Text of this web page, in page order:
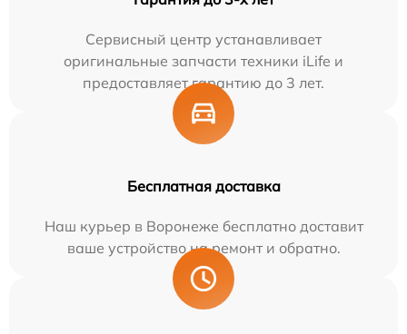
Сервисный центр устанавливает
оригинальные запчасти техники iLife и
предоставляет гарантию до 3 лет.
Бесплатная доставка
Наш курьер в Воронеже бесплатно доставит
ваше устройство на ремонт и обратно.